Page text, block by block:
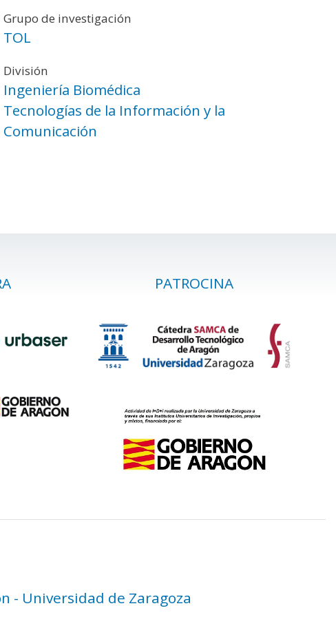
Grupo de investigación
TOL
División
Ingeniería Biomédica
Tecnologías de la Información y la
Comunicación
PATROCINA
- Universidad de Zaragoza